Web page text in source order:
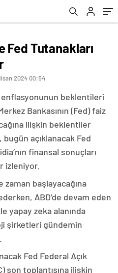
Fed Tutanakları
2024 00:54
beklentileri
Bankasının (Fed) faiz
ilişkin beklentiler
açıklanacak Fed
finansal sonuçları
izleniyor.
zaman başlayacağına
ABD’de devam eden
yapay zeka alanında
şirketleri gündemin
Fed Federal Açık
son toplantısına ilişkin